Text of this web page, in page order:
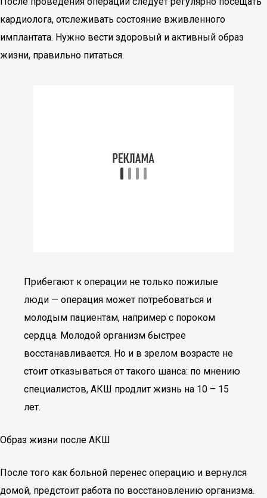
кардиолога, отслеживать состояние вживленного
имплантата. Нужно вести здоровый и активный образ
жизни, правильно питаться.
Прибегают к операции не только пожилые
люди — операция может потребоваться и
молодым пациентам, например с пороком
сердца. Молодой организм быстрее
восстанавливается. Но и в зрелом возрасте не
стоит отказываться от такого шанса: по мнению
специалистов, АКШ продлит жизнь на 10 – 15
лет.
Образ жизни после АКШ
После того как больной перенес операцию и вернулся
домой, предстоит работа по восстановлению организма.